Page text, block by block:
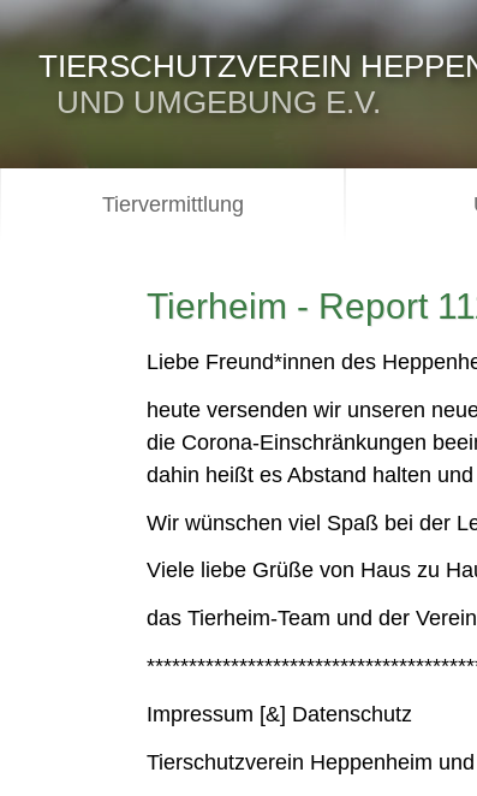
TIERSCHUTZVEREIN
UND UMGEBUNG E.V.
Tiervermittlung
Tierheim - Report
Liebe Freund*innen des
heute versenden wir unseren
die Corona-Einschränkungen
dahin heißt es Abstand halten
Wir wünschen viel Spaß bei der
Viele liebe Grüße von Haus zu
das Tierheim-Team und der
******************************
Impressum [&] Datenschutz
Tierschutzverein Heppenheim